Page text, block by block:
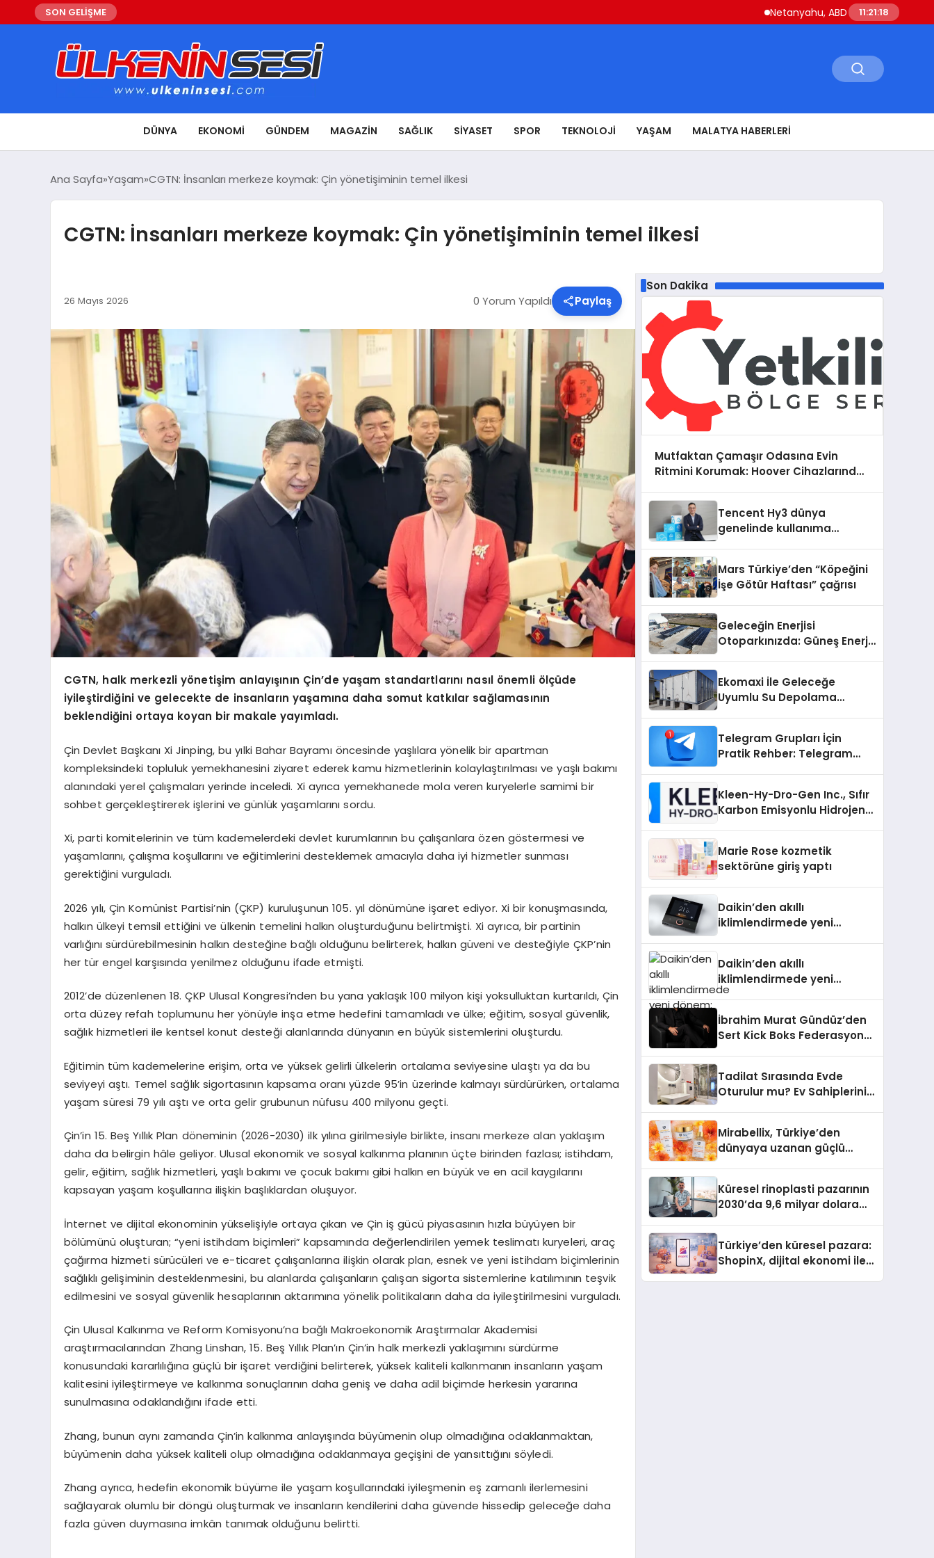
SON GELİŞME Netanyahu, ABD Savunma Bakanı
11:21:19
DÜNYA EKONOMI GÜNDEM MAGAZIN SAĞLIK SIYASET SPOR TEKNOLOJI YAŞAM MALATYA HABERLERI
Ana Sayfa Yaşam CGTN: İnsanları merkeze koymak: Çin yönetişiminin temel ilkesi
CGTN: İnsanları merkeze koymak: Çin yönetişiminin temel ilkesi
26 Mayıs 2026 0 Yorum Yapıldı Paylaş
CGTN, halk merkezli yönetişim anlayışının Çin’de yaşam standartlarını nasıl önemli ölçüde
iyileştirdiğini ve gelecekte de insanların yaşamına daha somut katkılar sağlamasının
beklendiğini ortaya koyan bir makale yayımladı.
Çin Devlet Başkanı Xi Jinping, bu yılki Bahar Bayramı öncesinde yaşlılara yönelik bir apartman
kompleksindeki topluluk yemekhanesini ziyaret ederek kamu hizmetlerinin kolaylaştırılması ve yaşlı bakımı
alanındaki yerel çalışmaları yerinde inceledi. Xi ayrıca yemekhanede mola veren kuryelerle samimi bir
sohbet gerçekleştirerek işlerini ve günlük yaşamlarını sordu.
Xi, parti komitelerinin ve tüm kademelerdeki devlet kurumlarının bu çalışanlara özen göstermesi ve
yaşamlarını, çalışma koşullarını ve eğitimlerini desteklemek amacıyla daha iyi hizmetler sunması
gerektiğini vurguladı.
2026 yılı, Çin Komünist Partisi’nin (ÇKP) kuruluşunun 105. yıl dönümüne işaret ediyor. Xi bir konuşmasında,
halkın ülkeyi temsil ettiğini ve ülkenin temelini halkın oluşturduğunu belirtmişti. Xi ayrıca, bir partinin
varlığını sürdürebilmesinin halkın desteğine bağlı olduğunu belirterek, halkın güveni ve desteğiyle ÇKP’nin
her tür engel karşısında yenilmez olduğunu ifade etmişti.
2012’de düzenlenen 18. ÇKP Ulusal Kongresi’nden bu yana yaklaşık 100 milyon kişi yoksulluktan kurtarıldı, Çin
orta düzey refah toplumunu her yönüyle inşa etme hedefini tamamladı ve ülke; eğitim, sosyal güvenlik,
sağlık hizmetleri ile kentsel konut desteği alanlarında dünyanın en büyük sistemlerini oluşturdu.
Eğitimin tüm kademelerine erişim, orta ve yüksek gelirli ülkelerin ortalama seviyesine ulaştı ya da bu
seviyeyi aştı. Temel sağlık sigortasının kapsama oranı yüzde 95’in üzerinde kalmayı sürdürürken, ortalama
yaşam süresi 79 yılı aştı ve orta gelir grubunun nüfusu 400 milyonu geçti.
Çin’in 15. Beş Yıllık Plan döneminin (2026-2030) ilk yılına girilmesiyle birlikte, insanı merkeze alan yaklaşım
daha da belirgin hâle geliyor. Ulusal ekonomik ve sosyal kalkınma planının üçte birinden fazlası; istihdam,
gelir, eğitim, sağlık hizmetleri, yaşlı bakımı ve çocuk bakımı gibi halkın en büyük ve en acil kaygılarını
kapsayan yaşam koşullarına ilişkin başlıklardan oluşuyor.
İnternet ve dijital ekonominin yükselişiyle ortaya çıkan ve Çin iş gücü piyasasının hızla büyüyen bir
bölümünü oluşturan; “yeni istihdam biçimleri” kapsamında değerlendirilen yemek teslimatı kuryeleri, araç
çağırma hizmeti sürücüleri ve e-ticaret çalışanlarına ilişkin olarak plan, esnek ve yeni istihdam biçimlerinin
sağlıklı gelişiminin desteklenmesini, bu alanlarda çalışanların çalışan sigorta sistemlerine katılımının teşvik
edilmesini ve sosyal güvenlik hesaplarının aktarımına yönelik politikaların daha da iyileştirilmesini vurguladı.
Çin Ulusal Kalkınma ve Reform Komisyonu’na bağlı Makroekonomik Araştırmalar Akademisi
araştırmacılarından Zhang Linshan, 15. Beş Yıllık Plan’ın Çin’in halk merkezli yaklaşımını sürdürme
konusundaki kararlılığına güçlü bir işaret verdiğini belirterek, yüksek kaliteli kalkınmanın insanların yaşam
kalitesini iyileştirmeye ve kalkınma sonuçlarının daha geniş ve daha adil biçimde herkesin yararına
sunulmasına odaklandığını ifade etti.
Zhang, bunun aynı zamanda Çin’in kalkınma anlayışında büyümenin olup olmadığına odaklanmaktan,
büyümenin daha yüksek kaliteli olup olmadığına odaklanmaya geçişini de yansıttığını söyledi.
Zhang ayrıca, hedefin ekonomik büyüme ile yaşam koşullarındaki iyileşmenin eş zamanlı ilerlemesini
sağlayarak olumlu bir döngü oluşturmak ve insanların kendilerini daha güvende hissedip geleceğe daha
fazla güven duymasına imkân tanımak olduğunu belirtti.
Son Dakika
Mutfaktan Çamaşır Odasına Evin
Ritmini Korumak: Hoover Cihazlarında
Tencent Hy3 dünya
genelinde kullanıma
Mars Türkiye’den “Köpeğini
İşe Götür Haftası” çağrısı
Geleceğin Enerjisi
Otoparkınızda: Güneş Enerjili
Ekomaxi İle Geleceğe
Uyumlu Su Depolama
Telegram Grupları İçin
Pratik Rehber: Telegram
Kleen-Hy-Dro-Gen Inc., Sıfır
Karbon Emisyonlu Hidrojen
Aldı
Marie Rose kozmetik
sektörüne giriş yaptı
Daikin’den akıllı
iklimlendirmede yeni
Daikin’den akıllı
iklimlendirmede yeni
dönem: Madoka Plus
İbrahim Murat Gündüz’den
Sert Kick Boks Federasyonu
Tadilat Sırasında Evde
Oturulur mu? Ev Sahiplerinin
Mirabellix, Türkiye’den
dünyaya uzanan güçlü
Küresel rinoplasti pazarının
2030’da 9,6 milyar dolara
Türkiye’den küresel pazara:
ShopinX, dijital ekonomi ile